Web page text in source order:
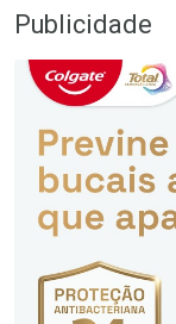
Publicidade